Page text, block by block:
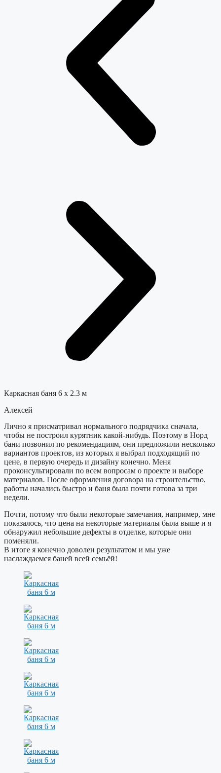
Каркасная баня 6 х 2.3 м
Алексей
Лично я присматривал нормального подрядчика сначала,
чтобы не построил курятник какой-нибудь. Поэтому в Норд
бани позвонил по рекомендациям, они предложили несколько
вариантов проектов, из которых я выбрал подходящий по
цене, в первую очередь и дизайну конечно. Меня
проконсультировали по всем вопросам о проекте и выборе
материалов. После оформления договора на строительство,
работы начались быстро и баня была почти готова за три
недели.
Почти, потому что были некоторые замечания, например, мне
показалось, что цена на некоторые материалы была выше и я
обнаружил небольшие дефекты в отделке, которые они
поменяли.
В итоге я конечно доволен результатом и мы уже
наслаждаемся баней всей семьёй!